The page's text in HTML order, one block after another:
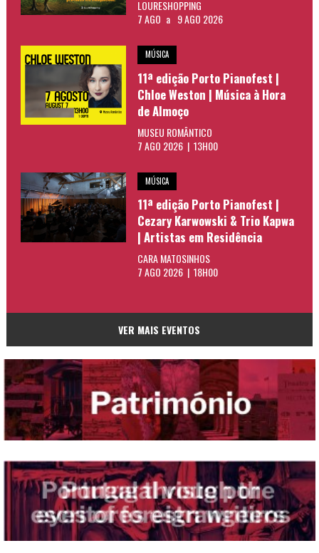
LOURESHOPPING
7 AGO a 9 AGO 2026
MÚSICA
11ª edição Porto Pianofest |
Chloe Weston | Música à Hora
de Almoço
MUSEU ROMÂNTICO
7 AGO 2026 | 13H00
MÚSICA
11ª edição Porto Pianofest |
Cezary Karwowski & Trio Kapwa
| Artistas em Residência
CARA MATOSINHOS
7 AGO 2026 | 18H00
VER MAIS EVENTOS